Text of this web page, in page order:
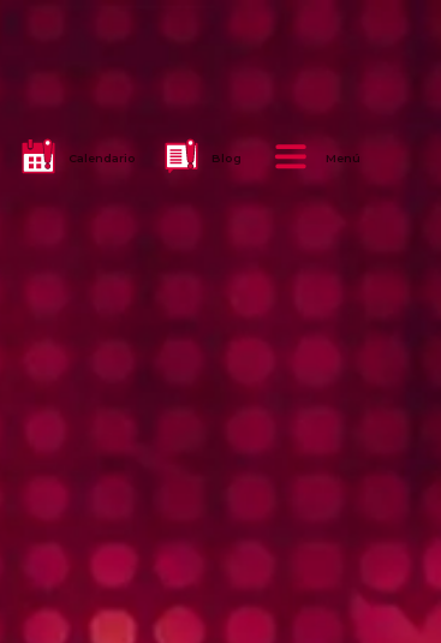
Calendario Blog Menú